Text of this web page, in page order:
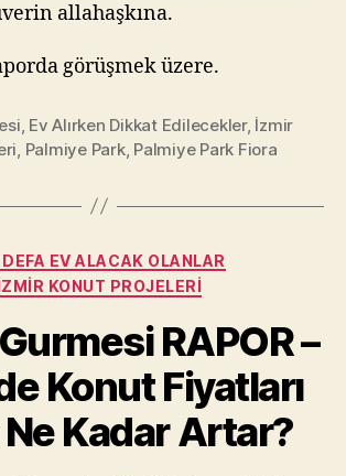
allahaşkına.
görüşmek üzere.
Ev Alırken Dikkat Edilecekler, İzmir
Palmiye Park, Palmiye Park Fiora
Categories
EV ALACAK OLANLAR
KONUT PROJELERI
RAPOR –
Konut Fiyatları
Kadar Artar?